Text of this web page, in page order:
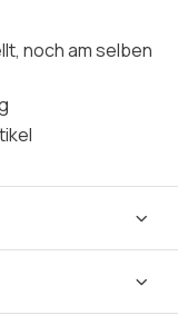
noch am selben